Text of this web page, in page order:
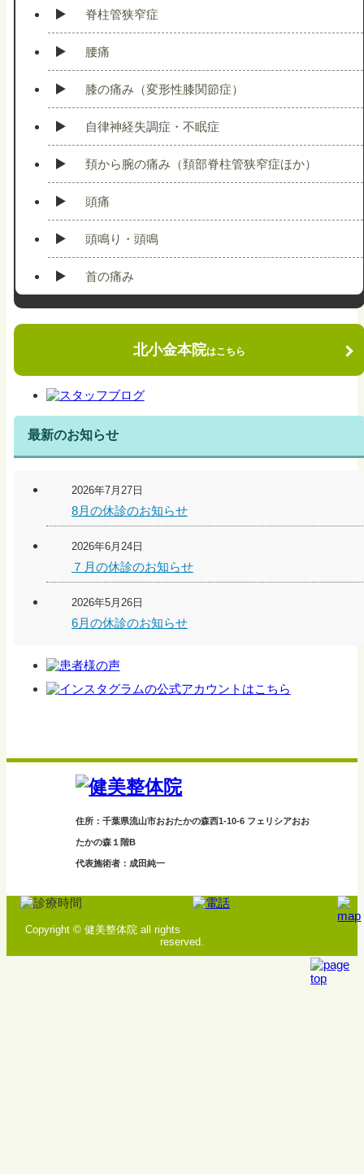
脊柱管狭窄症
腰痛
膝の痛み（変形性膝関節症）
自律神経失調症・不眠症
頚から腕の痛み（頚部脊柱管狭窄症ほか）
頭痛
頭鳴り・頭鳴
首の痛み
北小金本院はこちら
最新のお知らせ
2026年7月27日
8月の休診のお知らせ
2026年6月24日
７月の休診のお知らせ
2026年5月26日
6月の休診のお知らせ
住所：千葉県流山市おおたかの森西1-10-6 フェリシアおお
たかの森１階B
代表施術者：成田純一
Copyright © 健美整体院 all rights
reserved.